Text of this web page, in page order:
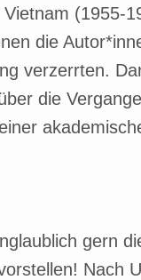
(1955-
die
verzerrten.
die
gern
Nach